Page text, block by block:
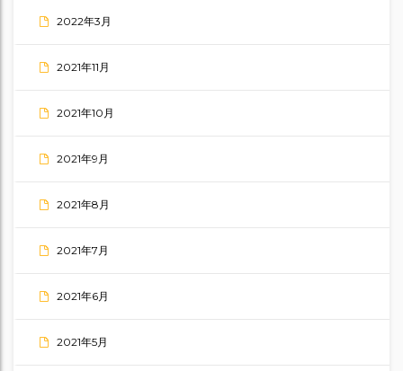
2022年3月
2021年11月
2021年10月
2021年9月
2021年8月
2021年7月
2021年6月
2021年5月